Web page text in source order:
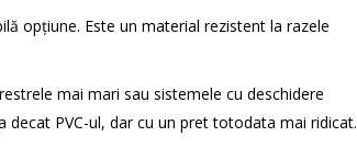
opțiune. Este un material rezistent la razele
mai mari sau sistemele cu deschidere
PVC-ul, dar cu un pret totodata mai ridicat.